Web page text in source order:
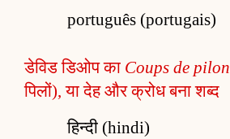
português (portugais)
डेविड डिओप का Coups de pilon
पिलों), या देह और क्रोध बना शब्द
हिन्दी (hindi)